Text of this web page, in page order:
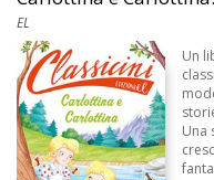
EL
Un
Una